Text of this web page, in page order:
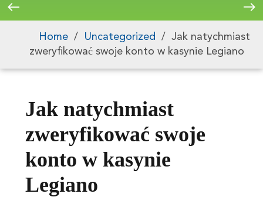
Home / Uncategorized /
Jak natychmiast
zweryfikować swoje konto w kasynie Legiano
Jak natychmiast
zweryfikować swoje
konto w kasynie
Legiano